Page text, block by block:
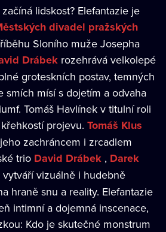
lidskost? Elefantazie je
divadel pražských
Sloního muže Josepha
Drábek rozehrává velkolepé
groteskních postav, temných
smích mísí s dojetím a odvaha
Tomáš Havlínek v titulní roli
projevu. Tomáš Klus
zachráncem i zrcadlem
trio David Drábek , Darek
vytváří vizuálně i hudebně
hraně snu a reality. Elefantazie
intimní a dojemná inscenace,
Kdo je skutečné monstrum